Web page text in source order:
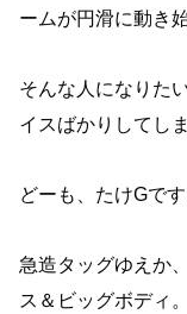
ームが円滑に動き
そんな人になりた
イスばかりしてしま
どーも、たけGです
急造タッグゆえか
ス＆ビッグボディ。